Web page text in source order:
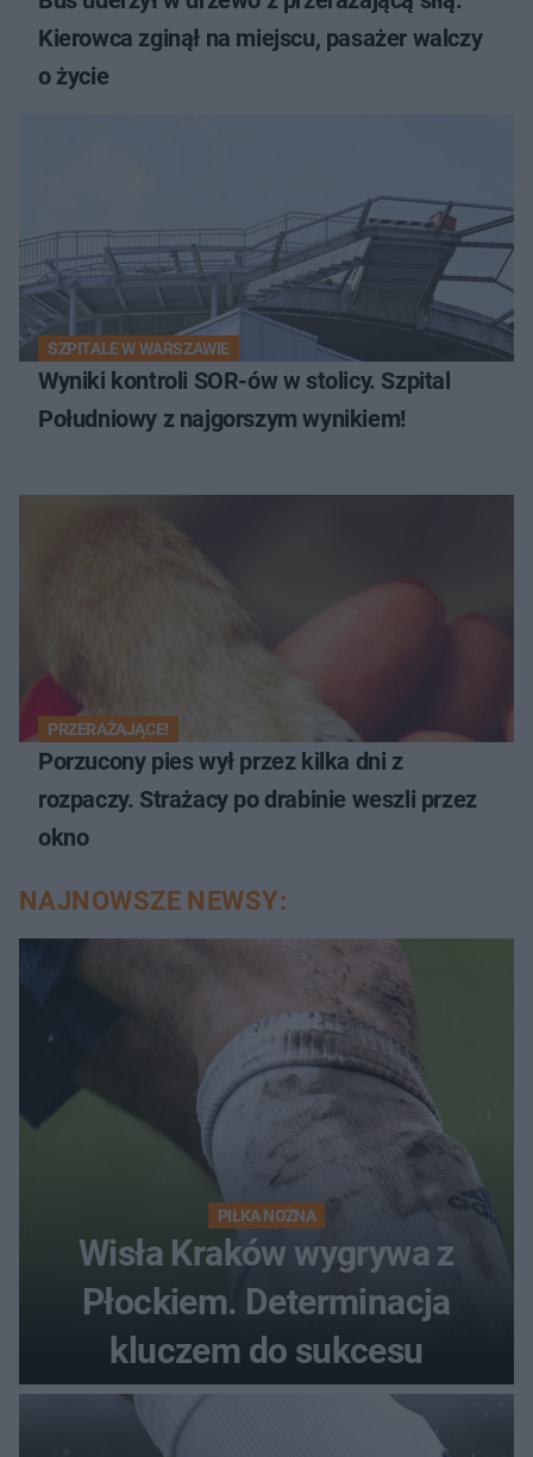
Kierowca zginął na miejscu, pasażer walczy
o życie
SZPITALE W WARSZAWIE
Wyniki kontroli SOR-ów w stolicy. Szpital
Południowy z najgorszym wynikiem!
PRZERAŻAJĄCE!
Porzucony pies wył przez kilka dni z
rozpaczy. Strażacy po drabinie weszli przez
okno
NAJNOWSZE NEWSY:
PIŁKA NOŻNA
Wisła Kraków wygrywa z
Płockiem. Determinacja
kluczem do sukcesu